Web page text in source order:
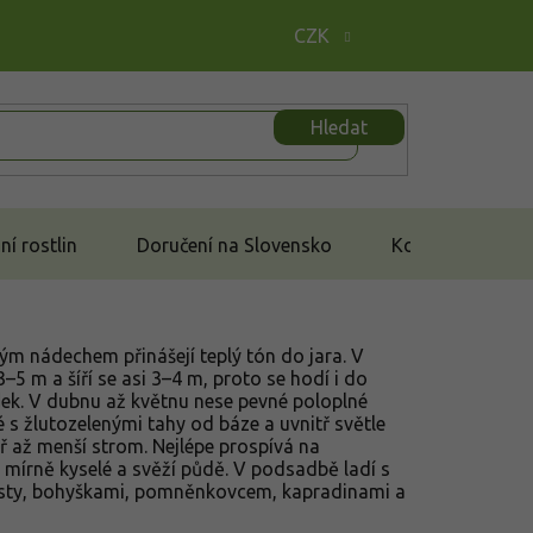
CZK
Hledat
rostlin Doručení na Slovensko Kontakt
nádechem přinášejí teplý tón do jara. V
m a šíří se asi 3–4 m, proto se hodí i do
V dubnu až květnu nese pevné poloplné
s žlutozelenými tahy od báze a uvnitř světle
až menší strom. Nejlépe prospívá na
kyselé a svěží půdě. V podsadbě ladí s
bohyškami, pomněnkovcem, kapradinami a